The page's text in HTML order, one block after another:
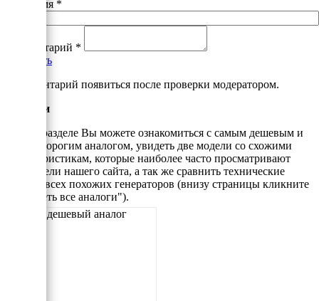
Ваше имя *
Комментарий *
Добавить
*Комментарий появиться после проверки модератором.
Аналоги
В этом разделе Вы можете ознакомиться с самым дешевым и
самым дорогим аналогом, увидеть две модели со схожими
характеристикам, которые наиболее часто просматривают
посетители нашего сайта, а так же сравнить технические
данные всех похожих генераторов (внизу страницы кликните
"Смотреть все аналоги").
Самый дешевый аналог